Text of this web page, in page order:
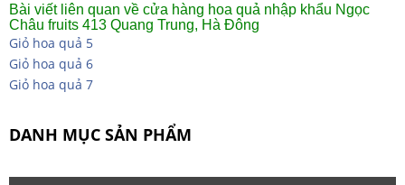
Bài viết liên quan về cửa hàng hoa quả nhập khẩu Ngọc
Châu fruits 413 Quang Trung, Hà Đông
Giỏ hoa quả 5
Giỏ hoa quả 6
Giỏ hoa quả 7
DANH MỤC SẢN PHẨM